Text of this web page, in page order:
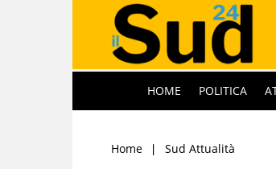
HOME POLITICA
Home Sud Attualità